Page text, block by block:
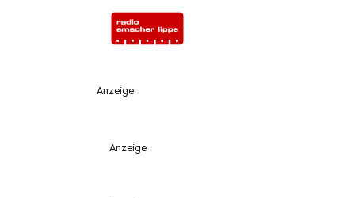
Anzeige
Anzeige